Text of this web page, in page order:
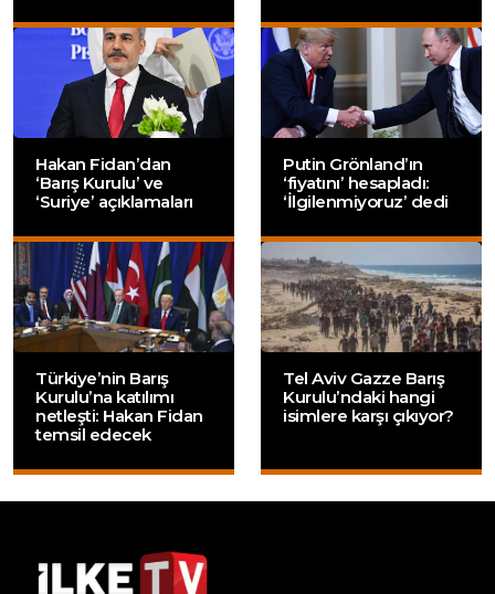
Hakan Fidan’dan
‘Barış Kurulu’ ve
‘Suriye’ açıklamaları
Putin Grönland’ın
‘fiyatını’ hesapladı:
‘İlgilenmiyoruz’ dedi
Türkiye’nin Barış
Kurulu’na katılımı
netleşti: Hakan Fidan
temsil edecek
Tel Aviv Gazze Barış
Kurulu’ndaki hangi
isimlere karşı çıkıyor?